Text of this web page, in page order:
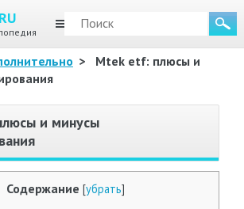
МЕНЮ
>
Mtek etf: плюсы и
и минусы
Содержание [убрать]